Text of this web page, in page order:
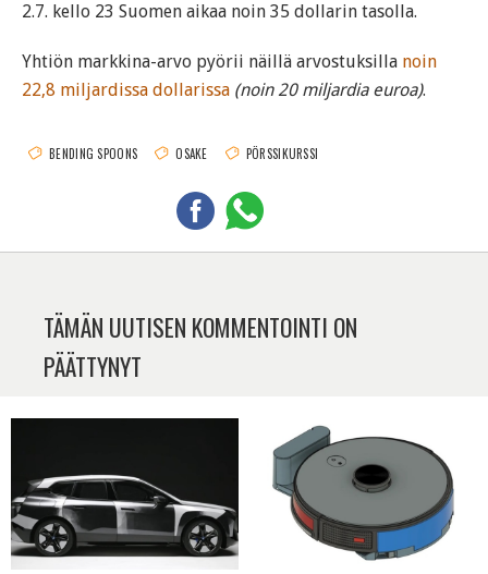
2.7. kello 23 Suomen aikaa noin 35 dollarin tasolla.
Yhtiön markkina-arvo pyörii näillä arvostuksilla noin
22,8 miljardissa dollarissa (noin 20 miljardia euroa).
BENDING SPOONS OSAKE PÖRSSIKURSSI
TÄMÄN UUTISEN KOMMENTOINTI ON
PÄÄTTYNYT